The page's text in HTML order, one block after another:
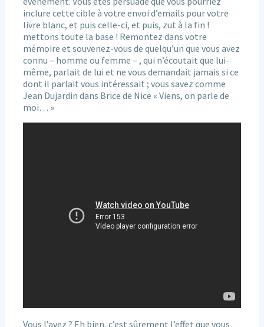
inclure cette cible à votre envoi d’emails pour votre
livre blanc, et puis celle-ci, et puis, zut à la fin !
mettons toute la base ! Remontez dans votre
mémoire et souvenez-vous de quelqu’un que vous avez
connu – homme ou femme – , qui n’écoutait que lui-
même, parlait de lui et ne vous demandait jamais si ce
dont il parlait vous intéressait ; vous savez comme
Jean Dujardin dans Brice de Nice « Viens, on parle de
moi… »
Vous l’avez ? Eh bien, c’est sûrement l’effet que vous